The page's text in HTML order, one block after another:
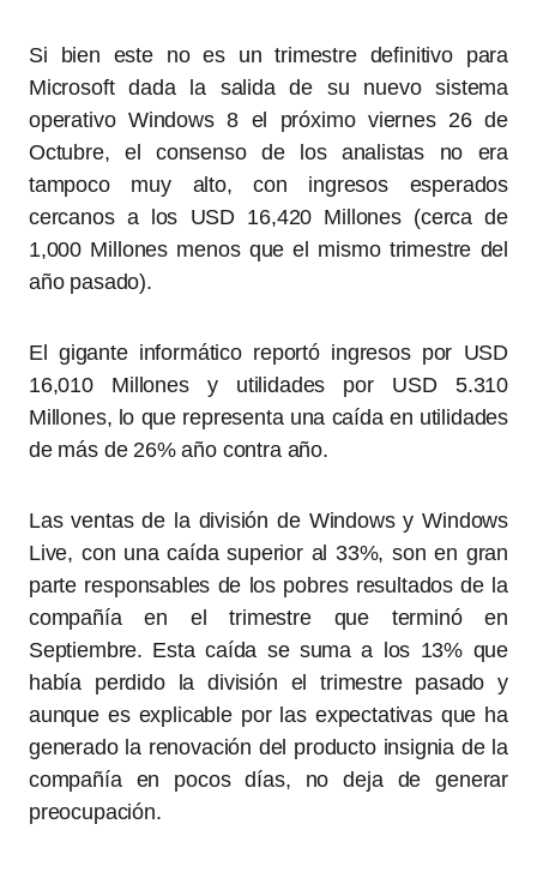
Si bien este no es un trimestre definitivo para
Microsoft dada la salida de su nuevo sistema
operativo Windows 8 el próximo viernes 26 de
Octubre, el consenso de los analistas no era
tampoco muy alto, con ingresos esperados
cercanos a los USD 16,420 Millones (cerca de
1,000 Millones menos que el mismo trimestre del
año pasado).
El gigante informático reportó ingresos por USD
16,010 Millones y utilidades por USD 5.310
Millones, lo que representa una caída en utilidades
de más de 26% año contra año.
Las ventas de la división de Windows y Windows
Live, con una caída superior al 33%, son en gran
parte responsables de los pobres resultados de la
compañía en el trimestre que terminó en
Septiembre. Esta caída se suma a los 13% que
había perdido la división el trimestre pasado y
aunque es explicable por las expectativas que ha
generado la renovación del producto insignia de la
compañía en pocos días, no deja de generar
preocupación.